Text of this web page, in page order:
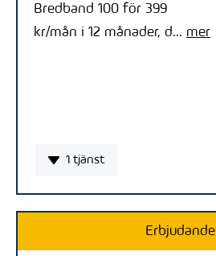
Bredband 100 för 399
kr/mån i 12 månader, d... mer
1 tjänst
Erbjudande